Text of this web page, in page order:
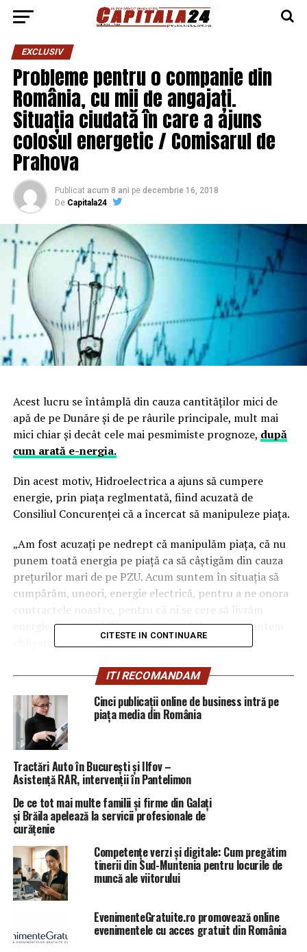
EXCLUSIV
Probleme pentru o companie din
România, cu mii de angajați.
Situația ciudată în care a ajuns
colosul energetic / Comisarul de
Prahova
Publicat acum 8 ani pe decembrie 16, 2018
De Capitala24
Acest lucru se întâmplă din cauza cantităţilor mici de
apă de pe Dunăre şi de pe râurile principale, mult mai
mici chiar şi decât cele mai pesmimiste prognoze, după
cum arată e-nergia.
Din acest motiv, Hidroelectrica a ajuns să cumpere
energie, prin piaţa reglmentată, fiind acuzată de
Consiliul Concurenţei că a încercat să manipuleze piaţa.
„Am fost acuzaţi pe nedrept că manipulăm piaţa, că nu
punem toată energia pe piaţă ca să câştigăm din cauza
preţurilor mari de pe PZU. Acum suntem în situaţia să
cumpărăm, uneori, energie electrică, pentru a ne onora
energie pentru echilibrarea sistemului, ceea ce suntem
obligaţi să facem. Nu facem speculaţii”, a declarat
Hidroelectrica.El a explicat că prognoza de debit
multianuală pentru Dunăre este 5.600 de metri cubi pe
secundă în această perioadă iar acum se înregistrează
doar 3.200 de metri cubi pe secundă. Or, „când cobori la
sub 80% din prognoză, începi să ai probleme cu
ARTICOLE PE ACEIASI TEMA: PRIMA
URMATORUL
EXPLOZIV/CIRCUL SE INTOARCE! INRARE LEBERA, BILETE
GRATIS!/LUNI – 17.12.2018, orele 13.30 – Comisarul de
Prahova
E oficial. Se schimbă banii. Totul se decide în
următoarele zile | Capitala24
CITESTE IN CONTINUARE
ITI RECOMANDAM
Cinci publicații online de business intră pe
piața media din România
Tractări Auto în București și Ilfov –
Asistență RAR, intervenții în Pantelimon
De ce tot mai multe familii și firme din Galați
și Brăila apelează la servicii profesionale de
curățenie
Competențe verzi și digitale: Cum pregătim
tinerii din Sud-Muntenia pentru locurile de
muncă ale viitorului
EvenimenteGratuite.ro promovează online
evenimentele cu acces gratuit din România